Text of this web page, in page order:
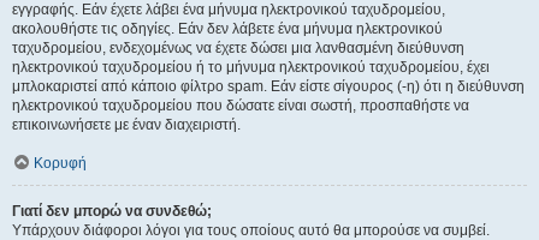
εγγραφής. Εάν έχετε λάβει ένα μήνυμα ηλεκτρονικού ταχυδρομείου,
ακολουθήστε τις οδηγίες. Εάν δεν λάβετε ένα μήνυμα ηλεκτρονικού
ταχυδρομείου, ενδεχομένως να έχετε δώσει μια λανθασμένη διεύθυνση
ηλεκτρονικού ταχυδρομείου ή το μήνυμα ηλεκτρονικού ταχυδρομείου, έχει
μπλοκαριστεί από κάποιο φίλτρο spam. Εάν είστε σίγουρος (-η) ότι η διεύθυνση
ηλεκτρονικού ταχυδρομείου που δώσατε είναι σωστή, προσπαθήστε να
επικοινωνήσετε με έναν διαχειριστή.
Κορυφή
Γιατί δεν μπορώ να συνδεθώ;
Υπάρχουν διάφοροι λόγοι για τους οποίους αυτό θα μπορούσε να συμβεί.